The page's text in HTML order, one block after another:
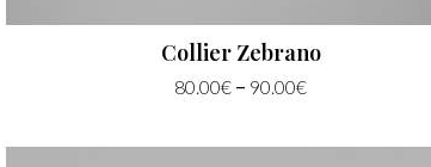
Collier Zebrano
80.00€ – 90.00€